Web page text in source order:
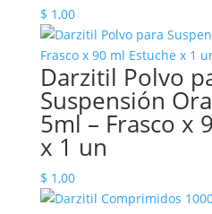
$ 1,00
Darzitil Polvo
Suspensión
5ml – Frasco x
x 1 un
$ 1,00